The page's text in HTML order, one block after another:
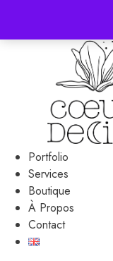
Portfolio
Services
Boutique
À Propos
Contact